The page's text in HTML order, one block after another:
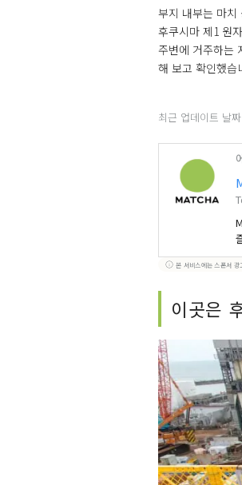
부지 내부는 마치
후쿠시마 제1 원
주변에 거주하는
해 보고 확인했습
최근 업데이트 날
본 서비스에는 스폰서 광
이곳은